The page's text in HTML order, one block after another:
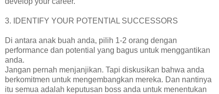
3. IDENTIFY YOUR POTENTIAL SUCCESSORS
Di antara anak buah anda, pilih 1-2 orang dengan
performance dan potential yang bagus untuk menggantikan
anda.
Jangan pernah menjanjikan. Tapi diskusikan bahwa anda
berkomitmen untuk mengembangkan mereka. Dan nantinya
itu semua adalah keputusan boss anda untuk menentukan